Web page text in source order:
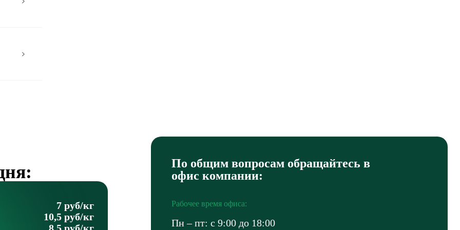
7 руб/кг
10,5 руб/кг
По общим вопросам обращайтесь в
офис компании:
Рабочее время офиса:
Пн – пт: с 9:00 до 18:00